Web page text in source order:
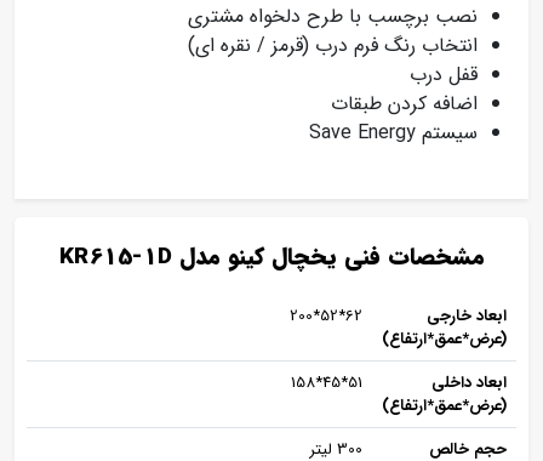
نصب برچسب با طرح دلخواه مشتری
انتخاب رنگ فرم درب (قرمز / نقره ای)
قفل درب
اضافه کردن طبقات
سیستم Save Energy
مشخصات فنی یخچال کینو مدل KR615-1D
ابعاد خارجی
(عرض*عمق*ارتفاع)
62*52*200
ابعاد داخلی
(عرض*عمق*ارتفاع)
51*45*158
حجم خالص
300 لیتر